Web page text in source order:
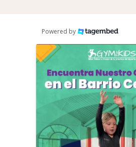
Powered by